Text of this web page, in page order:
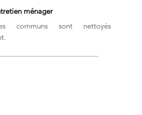
ménager
communs sont nettoyés